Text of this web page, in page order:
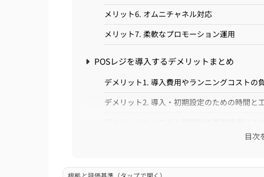
メリット6. オムニチャネル対応
メリット7. 柔軟なプロモーション運用
POSレジを導入するデメリットまとめ
デメリット1. 導入費用やランニングコストの
デメリット2. 導入・初期設定のための時間と
POSレジの導入費用・固定費の相場【無料あ
目次